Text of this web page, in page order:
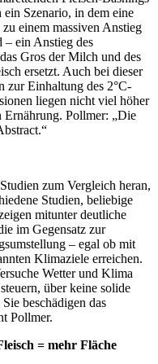
Szenario, in dem eine
einem massiven Anstieg
– ein Anstieg des
Gros der Milch und des
ersetzt. Auch bei dieser
zur Einhaltung des 2°C-
liegen nicht viel höher
Ernährung. Pollmer: „Die
zum Vergleich heran,
Studien, beliebige
mitunter deutliche
im Gegensatz zur
– egal ob mit
Klimaziele erreichen.
Wetter und Klima
über keine solide
beschädigen das
Pollmer.
= mehr Fläche